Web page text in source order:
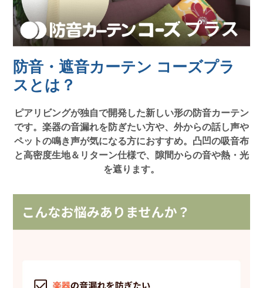
防音・遮音カーテン コーズプラ
スとは？
ピアリビングが独自で開発した新しい形の防音カーテン
です。楽器の音漏れを防ぎたい方や、外からの話し声や
ペットの鳴き声が気になる方におすすめ。凸凹の吸音布
と高密度生地＆リターン仕様で、隙間からの音や熱・光
を遮ります。